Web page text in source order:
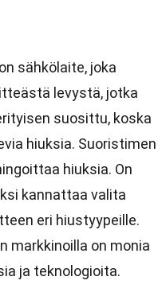
sähkölaite, joka
levystä, jotka
suosittu, koska
hiuksia. Suoristimen
hiuksia. On
kannattaa valita
eri hiustyypeille.
markkinoilla on monia
ja teknologioita.